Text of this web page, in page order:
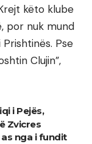
këto klube
por nuk mund
Pse
Clujin”,
i Pejës,
Zvicres
nga i fundit